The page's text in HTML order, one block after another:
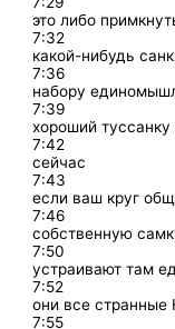
это либо
7:32
какой-нибудь
7:36
набору
7:39
хороший
7:42
сейчас
7:43
если ваш круг
7:46
собственную
7:50
устраивают там
7:52
они все странные
7:55